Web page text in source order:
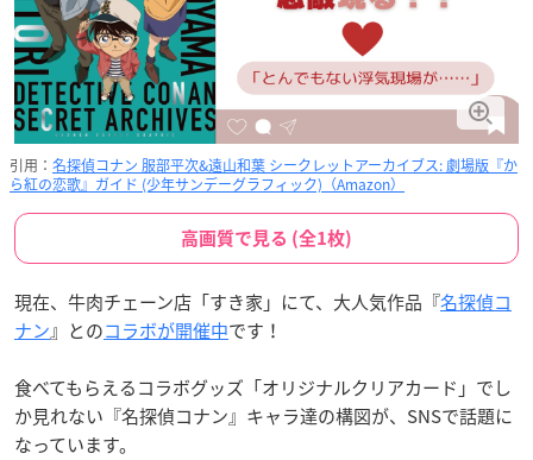
引用： 名探偵コナン 服部平次&遠山和葉 シークレットアーカイブス: 劇場版『か
ら紅の恋歌』ガイド (少年サンデーグラフィック)（Amazon）
高画質で見る (全1枚)
現在、牛肉チェーン店「すき家」にて、大人気作品『名探偵コ
ナン』とのコラボが開催中です！
食べてもらえるコラボグッズ「オリジナルクリアカード」でし
か見れない『名探偵コナン』キャラ達の構図が、SNSで話題に
なっています。